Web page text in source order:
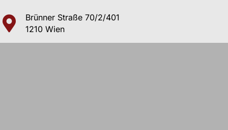
Brünner Straße 70/2/401
1210 Wien